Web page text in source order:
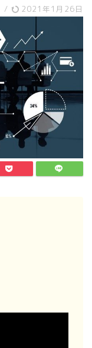
/ 2021年1月26日